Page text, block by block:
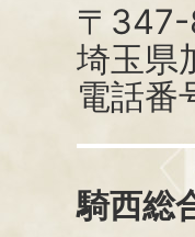
〒347-
埼玉県
電話番
騎西総